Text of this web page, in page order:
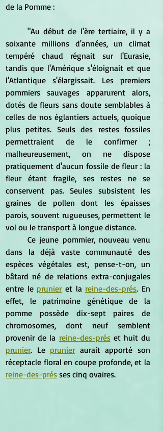
de la Pomme :
	"Au début de l'ère tertiaire, il y a
soixante millions d'années, un climat
tempéré chaud régnait sur l'Eurasie,
tandis que l'Amérique s'éloignait et que
l'Atlantique s'élargissait. Les premiers
pommiers sauvages apparurent alors,
dotés de fleurs sans doute semblables à
celles de nos églantiers actuels, quoique
plus petites. Seuls des restes fossiles
permettraient de le confirmer ;
malheureusement, on ne dispose
pratiquement d'aucun fossile de fleur : la
fleur étant fragile, ses restes ne se
conservent pas. Seules subsistent les
graines de pollen dont les épaisses
parois, souvent rugueuses, permettent le
vol ou le transport à longue distance.
	Ce jeune pommier, nouveau venu
dans la déjà vaste communauté des
espèces végétales est, pense-t-on, un
bâtard né de relations extra-conjugales
entre le prunier et la reine-des-prés. En
effet, le patrimoine génétique de la
pomme possède dix-sept paires de
chromosomes, dont neuf semblent
provenir de la reine-des-prés
prunier. Le prunier aurait apporté son
reine-des-prés ses cinq ovaires.